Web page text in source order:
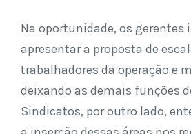
Na oportunidade, os gerentes
apresentar a proposta de
trabalhadores da operação e
deixando as demais funções
Sindicatos, por outro lado,